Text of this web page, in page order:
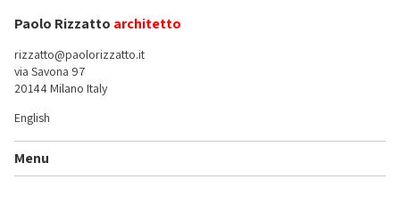
Paolo Rizzatto architetto
rizzatto@paolorizzatto.it
via Savona 97
20144 Milano Italy
English
Menu